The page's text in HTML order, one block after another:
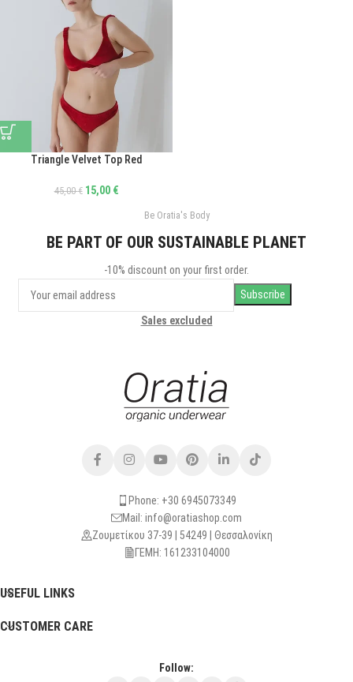
Triangle Velvet Top Red
45,00€ 15,00 €
Be Oratia's Body
BE PART OF OUR SUSTAINABLE PLANET
-10% discount on your first order.
Sales excluded
Phone: +30 6945073349
Mail: info@oratiashop.com
Ζουμετίκου 37-39 | 54249 | Θεσσαλονίκη
ΓΕΜΗ: 161233104000
USEFUL LINKS
CUSTOMER CARE
Follow: